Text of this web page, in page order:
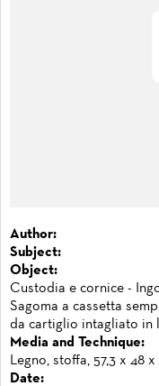
Author:
Subject:
Object:
Custodia e cornice -
Sagoma a cassetta
da cartiglio intagliato in
Media and Technique:
Legno, stoffa, 57,3 x 48 x
Date: